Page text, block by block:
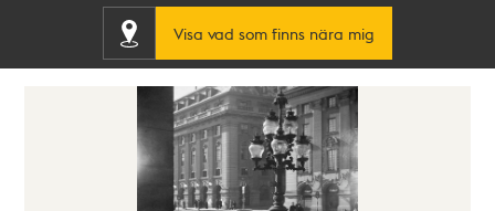
Visa vad som finns nära mig